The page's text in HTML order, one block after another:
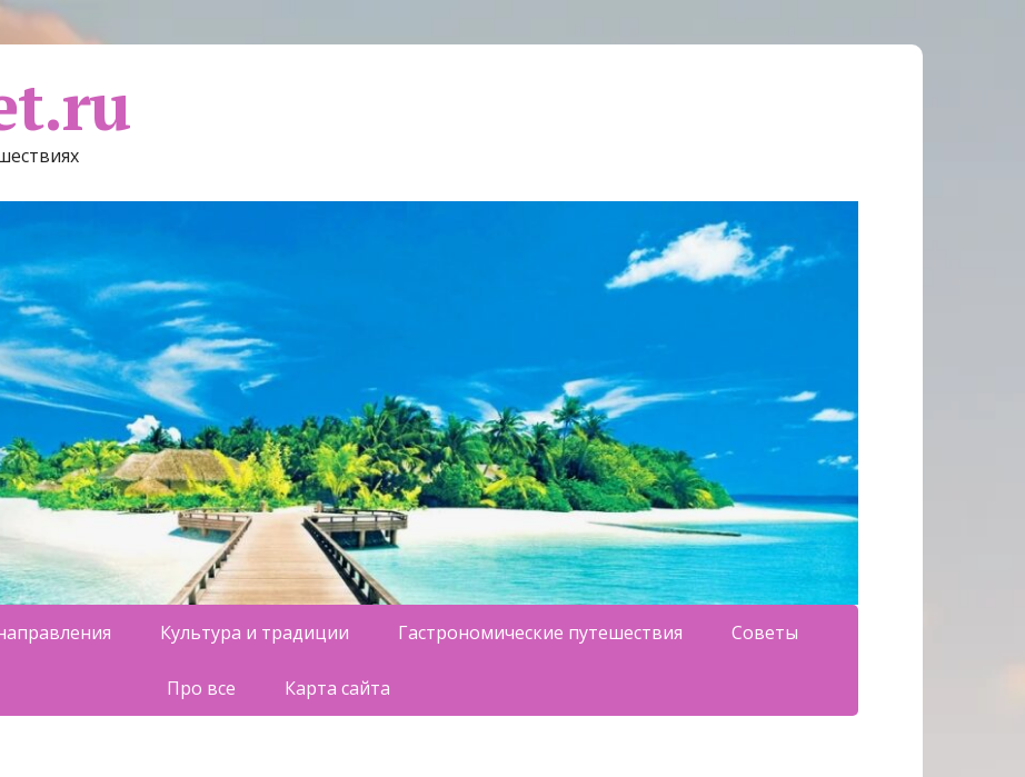
Культура и традиции Гастрономические путешествия Советы
Про все Карта сайта